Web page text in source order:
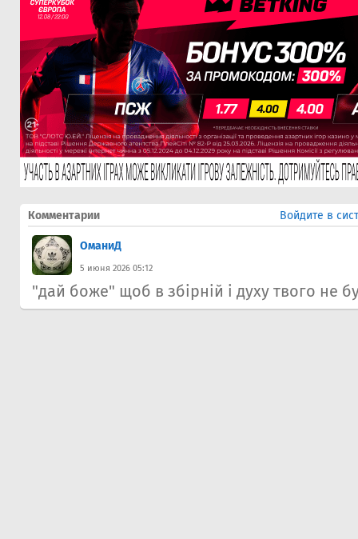
Комментарии Войдите в
ОманиД
5 июня 2026 05:12
"дай боже" щоб в збірній і духу твого не